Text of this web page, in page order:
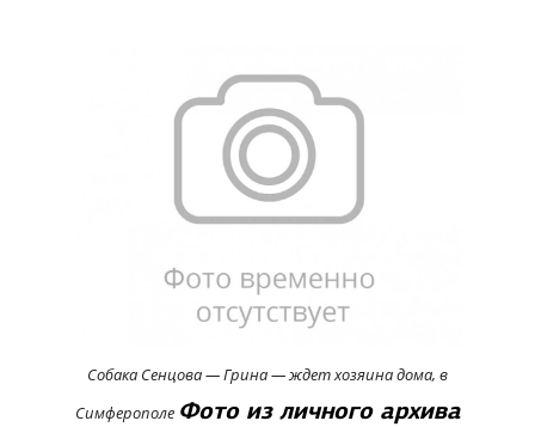
Собака Сенцова — Грина — ждет хозяина дома, в
Симферополе Фото из личного архива